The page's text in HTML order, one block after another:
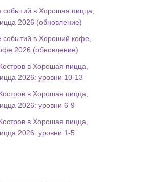
событий в Хорошая пицца,
2026 (обновление)
событий в Хороший кофе,
2026 (обновление)
в Хорошая пицца,
2026: уровни 10-13
в Хорошая пицца,
2026: уровни 6-9
в Хорошая пицца,
2026: уровни 1-5